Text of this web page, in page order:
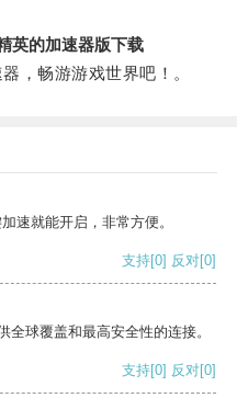
英的加速器版下载
畅游游戏世界吧！。
速就能开启，非常方便。
支持[0] 反对[0]
球覆盖和最高安全性的连接。
支持[0] 反对[0]